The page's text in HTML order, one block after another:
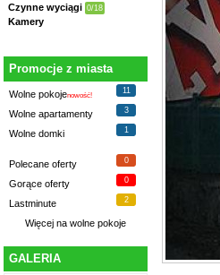
Czynne wyciągi 0/18
Kamery
Promocje z miasta
Wolne pokojenowość!
11
Wolne apartamenty 3
Wolne domki 1
Polecane oferty 0
Gorące oferty 0
Lastminute 2
Więcej na wolne pokoje
GALERIA